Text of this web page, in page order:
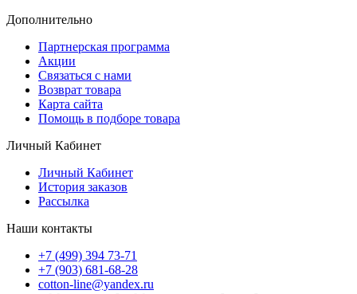
Дополнительно
Партнерская программа
Акции
Связаться с нами
Возврат товара
Карта сайта
Помощь в подборе товара
Личный Кабинет
Личный Кабинет
История заказов
Рассылка
Наши контакты
+7 (499) 394 73-71
+7 (903) 681-68-28
cotton-line@yandex.ru